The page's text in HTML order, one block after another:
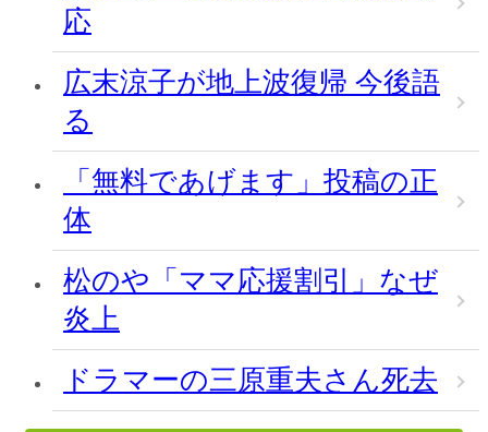
応
広末涼子が地上波復帰 今後語
る
「無料であげます」投稿の正
体
松のや「ママ応援割引」なぜ
炎上
ドラマーの三原重夫さん死去